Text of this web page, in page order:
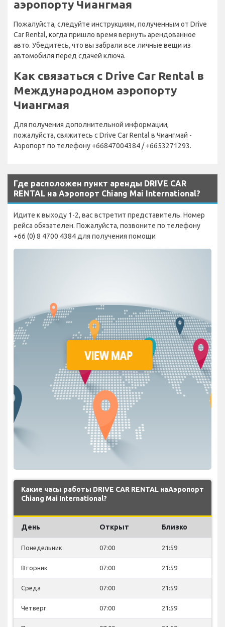
аэропорту Чиангмая
Пожалуйста, следуйте инструкциям, полученным от Drive
Car Rental, когда пришло время вернуть арендованное
авто. Убедитесь, что вы забрали все личные вещи из
автомобиля перед сдачей ключа.
Как связаться с Drive Car Rental в
Международном аэропорту
Чиангмая
Для получения дополнительной информации,
пожалуйста, свяжитесь с Drive Car Rental в Чиангмай -
Аэропорт по телефону +66847004384 / +6653271293.
Где расположен пункт аренды DRIVE CAR
RENTAL на Аэропорт Chiang Mai International?
Идите к выходу 1-2, вас встретит представитель. Номер
рейса обязателен. Пожалуйста, позвоните по телефону
+66 (0) 8 4700 4384 для получения помощи
Какие часы работы DRIVE CAR RENTAL наАэропорт
Chiang Mai International?
День Открыт Близко
Понедельник 07:00 21:59
Вторник 07:00 21:59
Среда 07:00 21:59
Четверг 07:00 21:59